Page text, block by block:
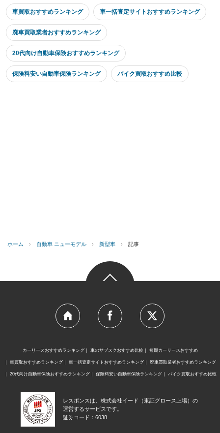
車買取おすすめランキング 車一括査定サイトおすすめランキング
廃車買取業者おすすめランキング
20代向け自動車保険おすすめランキング
保険料安い自動車保険ランキング バイク買取おすすめ比較
ホーム › 自動車 ニューモデル › 新型車 › 記事
カーリースおすすめランキング 車のサブスクおすすめ比較 短期カーリースおすすめ
車買取おすすめランキング 車一括査定サイトおすすめランキング 廃車買取業者おすすめランキング
20代向け自動車保険おすすめランキング 保険料安い自動車保険ランキング バイク買取おすすめ比較
レスポンスは、株式会社イード（東証グロース上場）の
運営するサービスです。
証券コード：6038